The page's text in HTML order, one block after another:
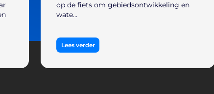
op de fiets om gebiedsontwikkeling en
wate...
Lees verder